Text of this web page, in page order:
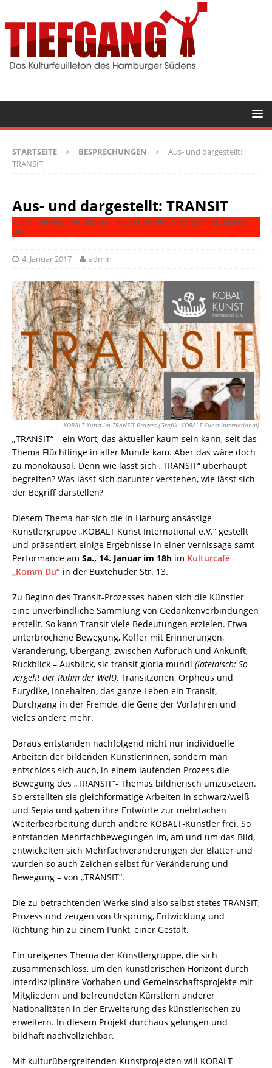
STARTSEITE BESPRECHUNGEN
Aus- und dargestellt:
TRANSIT
Aus- und dargestellt: TRANSIT
KÜNSTLERGRUPPE „KOBALT KUNST INTERNATIONAL“ IM „KOMM
DU“
4. Januar 2017 admin
KOBALT-Kunst im TRANSIT-Prozess (Grafik: KOBALT Kunst international)
„TRANSIT“ – ein Wort, das aktueller kaum sein kann, seit das
Thema Flüchtlinge in aller Munde kam. Aber das wäre doch
zu monokausal. Denn wie lässt sich „TRANSIT“ überhaupt
begreifen? Was lässt sich darunter verstehen, wie lässt sich
der Begriff darstellen?
Diesem Thema hat sich die in Harburg ansässige
Künstlergruppe „KOBALT Kunst International e.V.“ gestellt
und präsentiert einige Ergebnisse in einer Vernissage samt
Performance am Sa., 14. Januar im 18h im Kulturcafé
„Komm Du“ in der Buxtehuder Str. 13.
Zu Beginn des Transit-Prozesses haben sich die Künstler
eine unverbindliche Sammlung von Gedankenverbindungen
erstellt. So kann Transit viele Bedeutungen erzielen. Etwa
unterbrochene Bewegung, Koffer mit Erinnerungen,
Veränderung, Übergang, zwischen Aufbruch und Ankunft,
Rückblick – Ausblick, sic transit gloria mundi (lateinisch: So
vergeht der Ruhm der Welt), Transitzonen, Orpheus und
Eurydike, Innehalten, das ganze Leben ein Transit,
Durchgang in der Fremde, die Gene der Vorfahren und
vieles andere mehr.
Daraus entstanden nachfolgend nicht nur individuelle
Arbeiten der bildenden KünstlerInnen, sondern man
entschloss sich auch, in einem laufenden Prozess die
Bewegung des „TRANSIT“- Themas bildnerisch umzusetzen.
So erstellten sie gleichformatige Arbeiten in schwarz/weiß
und Sepia und gaben ihre Entwürfe zur mehrfachen
Weiterbearbeitung durch andere KOBALT-Künstler frei. So
entstanden Mehrfachbewegungen im, am und um das Bild,
entwickelten sich Mehrfachveränderungen der Blätter und
wurden so auch Zeichen selbst für Veränderung und
Bewegung – von „TRANSIT“.
Die zu betrachtenden Werke sind also selbst stetes TRANSIT,
Prozess und zeugen von Ursprung, Entwicklung und
Richtung hin zu einem Punkt, einer Gestalt.
Ein ureigenes Thema der Künstlergruppe, die sich
zusammenschloss, um den künstlerischen Horizont durch
interdisziplinäre Vorhaben und Gemeinschaftsprojekte mit
Mitgliedern und befreundeten Künstlern anderer
Nationalitäten in der Erweiterung des künstlerischen zu
erweitern. In diesem Projekt durchaus gelungen und
bildhaft nachvollziehbar.
Mit kulturübergreifenden Kunstprojekten will KOBALT